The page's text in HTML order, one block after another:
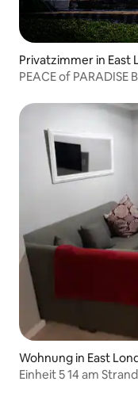
Privatzimmer in East
Wohnung in East
Einheit 5 14 am